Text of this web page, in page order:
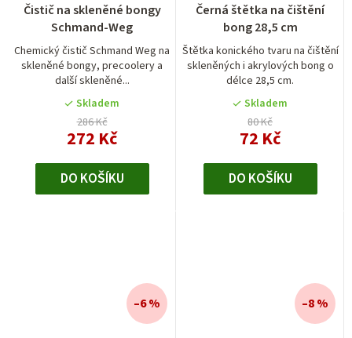
Čistič na skleněné bongy
Schmand-Weg
Chemický čistič Schmand Weg na
skleněné bongy, precoolery a
další skleněné...
hodnocení
produktu
je
4,0
z
5
hvězdiček.
Skladem
286 Kč
272 Kč
DO KOŠÍKU
Černá štětka na čištění
bong 28,5 cm
Štětka konického tvaru na čištění
skleněných i akrylových bong o
délce 28,5 cm.
Skladem
80 Kč
72 Kč
DO KOŠÍKU
–6 % –8 %